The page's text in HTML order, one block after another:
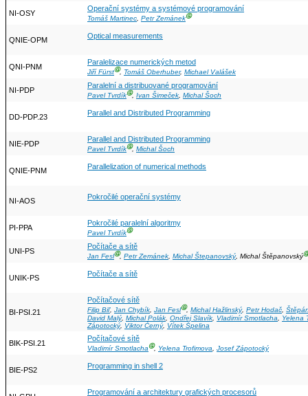
NI-OSY
Operační systémy a systémové programování
Tomáš Martinec, Petr ZemánekⒼ
QNIE-OPM Optical measurements
QNI-PNM
Paralelizace numerických metod
Jiří FürstⒼ, Tomáš Oberhuber, Michael Valášek
NI-PDP
Paralelní a distribuované programování
Pavel TvrdíkⒼ, Ivan Šimeček, Michal Šoch
DD-PDP.23 Parallel and Distributed Programming
NIE-PDP
Parallel and Distributed Programming
Pavel TvrdíkⒼ, Michal Šoch
QNIE-PNM Parallelization of numerical methods
NI-AOS Pokročilé operační systémy
PI-PPA
Pokročilé paralelní algoritmy
Pavel TvrdíkⒼ
UNI-PS
Počítače a sítě
Jan FeslⒼ, Petr Zemánek, Michal Štepanovský, Michal ŠtěpanovskýⒼ
UNIK-PS Počítače a sítě
BI-PSI.21
Počítačové sítě
Filip Biľ, Jan Chybík, Jan FeslⒼ, Michal Hažlinský, Petr Hodač,
David Malý, Michal Polák Ondřej Slavík Vladimír Smotlacha
Yelena
Zápotocký, Viktor Černý, Vítek Špelina
BIK-PSI.21
Počítačové sítě
Vladimír SmotlachaⒼ, Yelena Trofimova, Josef Zápotocký
BIE-PS2 Programming in shell 2
Programování a architektury grafických procesorů